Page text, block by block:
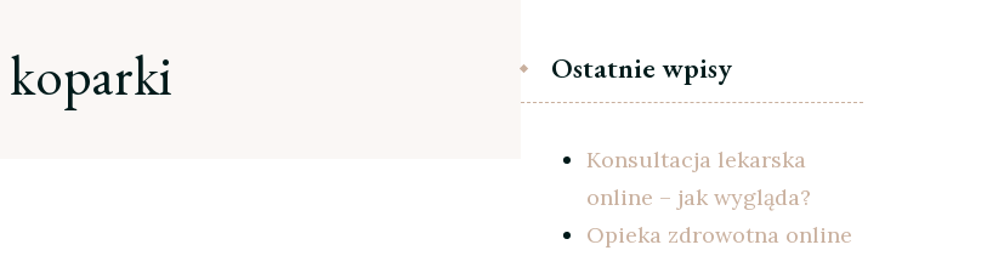
Ostatnie wpisy
Konsultacja lekarska
online – jak wygląda?
Opieka zdrowotna online